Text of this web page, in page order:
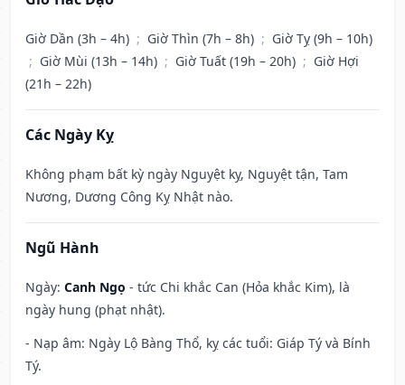
Giờ Dần (3h – 4h) ; Giờ Thìn (7h – 8h) ; Giờ Tỵ (9h – 10h)
; Giờ Mùi (13h – 14h) ; Giờ Tuất (19h – 20h) ; Giờ Hợi
(21h – 22h)
Các Ngày Kỵ
Không phạm bất kỳ ngày Nguyệt kỵ, Nguyệt tận, Tam
Nương, Dương Công Kỵ Nhật nào.
Ngũ Hành
Ngày: Canh Ngọ - tức Chi khắc Can (Hỏa khắc Kim), là
ngày hung (phạt nhật).
- Nạp âm: Ngày Lộ Bàng Thổ, kỵ các tuổi: Giáp Tý và Bính
Tý.